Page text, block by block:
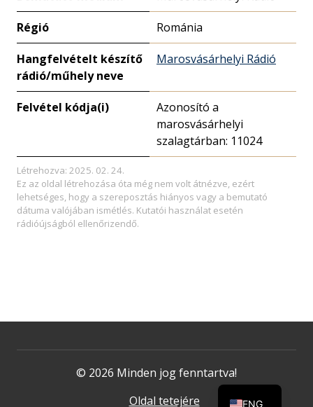
Régió Románia
Hangfelvételt készítő
rádió/műhely neve
Marosvásárhelyi Rádió
Felvétel kódja(i)
Azonosító a
marosvásárhelyi
szalagtárban: 11024
Létrehozva: 2025. 02. 24.
Ez az oldal létrehozása óta még nem volt átnézve, ezért
lehetséges, hogy a szereposztás hiányos vagy a bemutató
dátuma valójában ismétlés. Kutatói használat esetén
rádióújságból ellenőrizendő.
© 2026 Minden jog fenntartva!
Oldal tetejére
ENG